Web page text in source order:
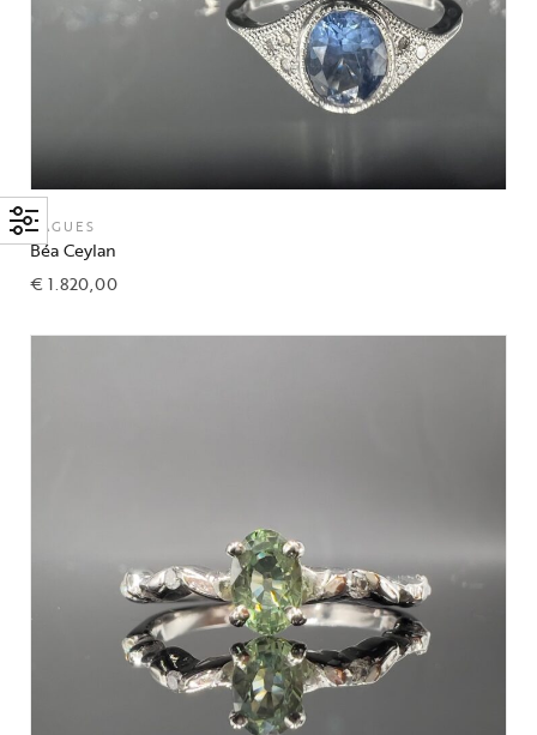
BAGUES
Béa Ceylan
€1.820,00